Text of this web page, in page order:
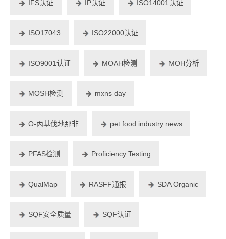
IFS认证 IP认证 ISO14001认证
ISO17043 ISO22000认证
ISO9001认证 MOAH检测 MOH分析
MOSH检测 mxns day
O-丙基伐地那非 pet food industry news
PFAS检测 Proficiency Testing
QualMap RASFF通报 SDA Organic
SQF安全质量 SQF认证